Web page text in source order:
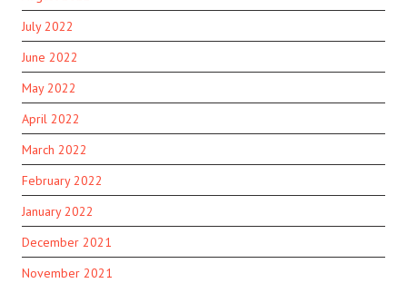
July 2022
June 2022
May 2022
April 2022
March 2022
February 2022
January 2022
December 2021
November 2021